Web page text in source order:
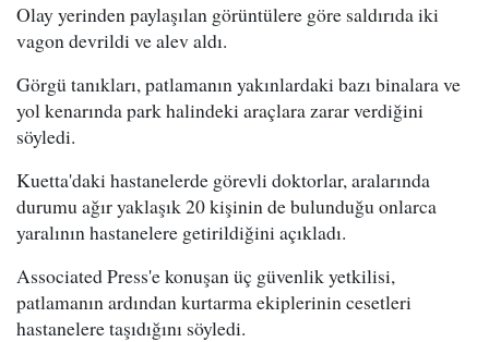
Olay yerinden paylaşılan görüntülere göre saldırıda iki
vagon devrildi ve alev aldı.
Görgü tanıkları, patlamanın yakınlardaki bazı binalara ve
yol kenarında park halindeki araçlara zarar verdiğini
söyledi.
Kuetta'daki hastanelerde görevli doktorlar, aralarında
durumu ağır yaklaşık 20 kişinin de bulunduğu onlarca
yaralının hastanelere getirildiğini açıkladı.
Associated Press'e konuşan üç güvenlik yetkilisi,
patlamanın ardından kurtarma ekiplerinin cesetleri
hastanelere taşıdığını söyledi.